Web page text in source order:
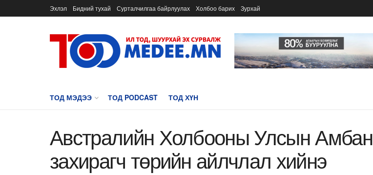
Эхлэл Бидний тухай Сурталчилгаа байрлуулах Холбоо барих Зурхай
ТОД МЭДЭЭ ТОД PODCAST ТОД ХҮН
Австралийн Холбооны Улсын Амбан
захирагч төрийн айлчлал хийнэ